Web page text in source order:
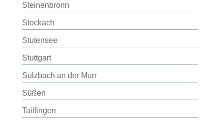
Steinenbronn
Stockach
Stutensee
Stuttgart
Sulzbach an der Murr
Süßen
Tailfingen